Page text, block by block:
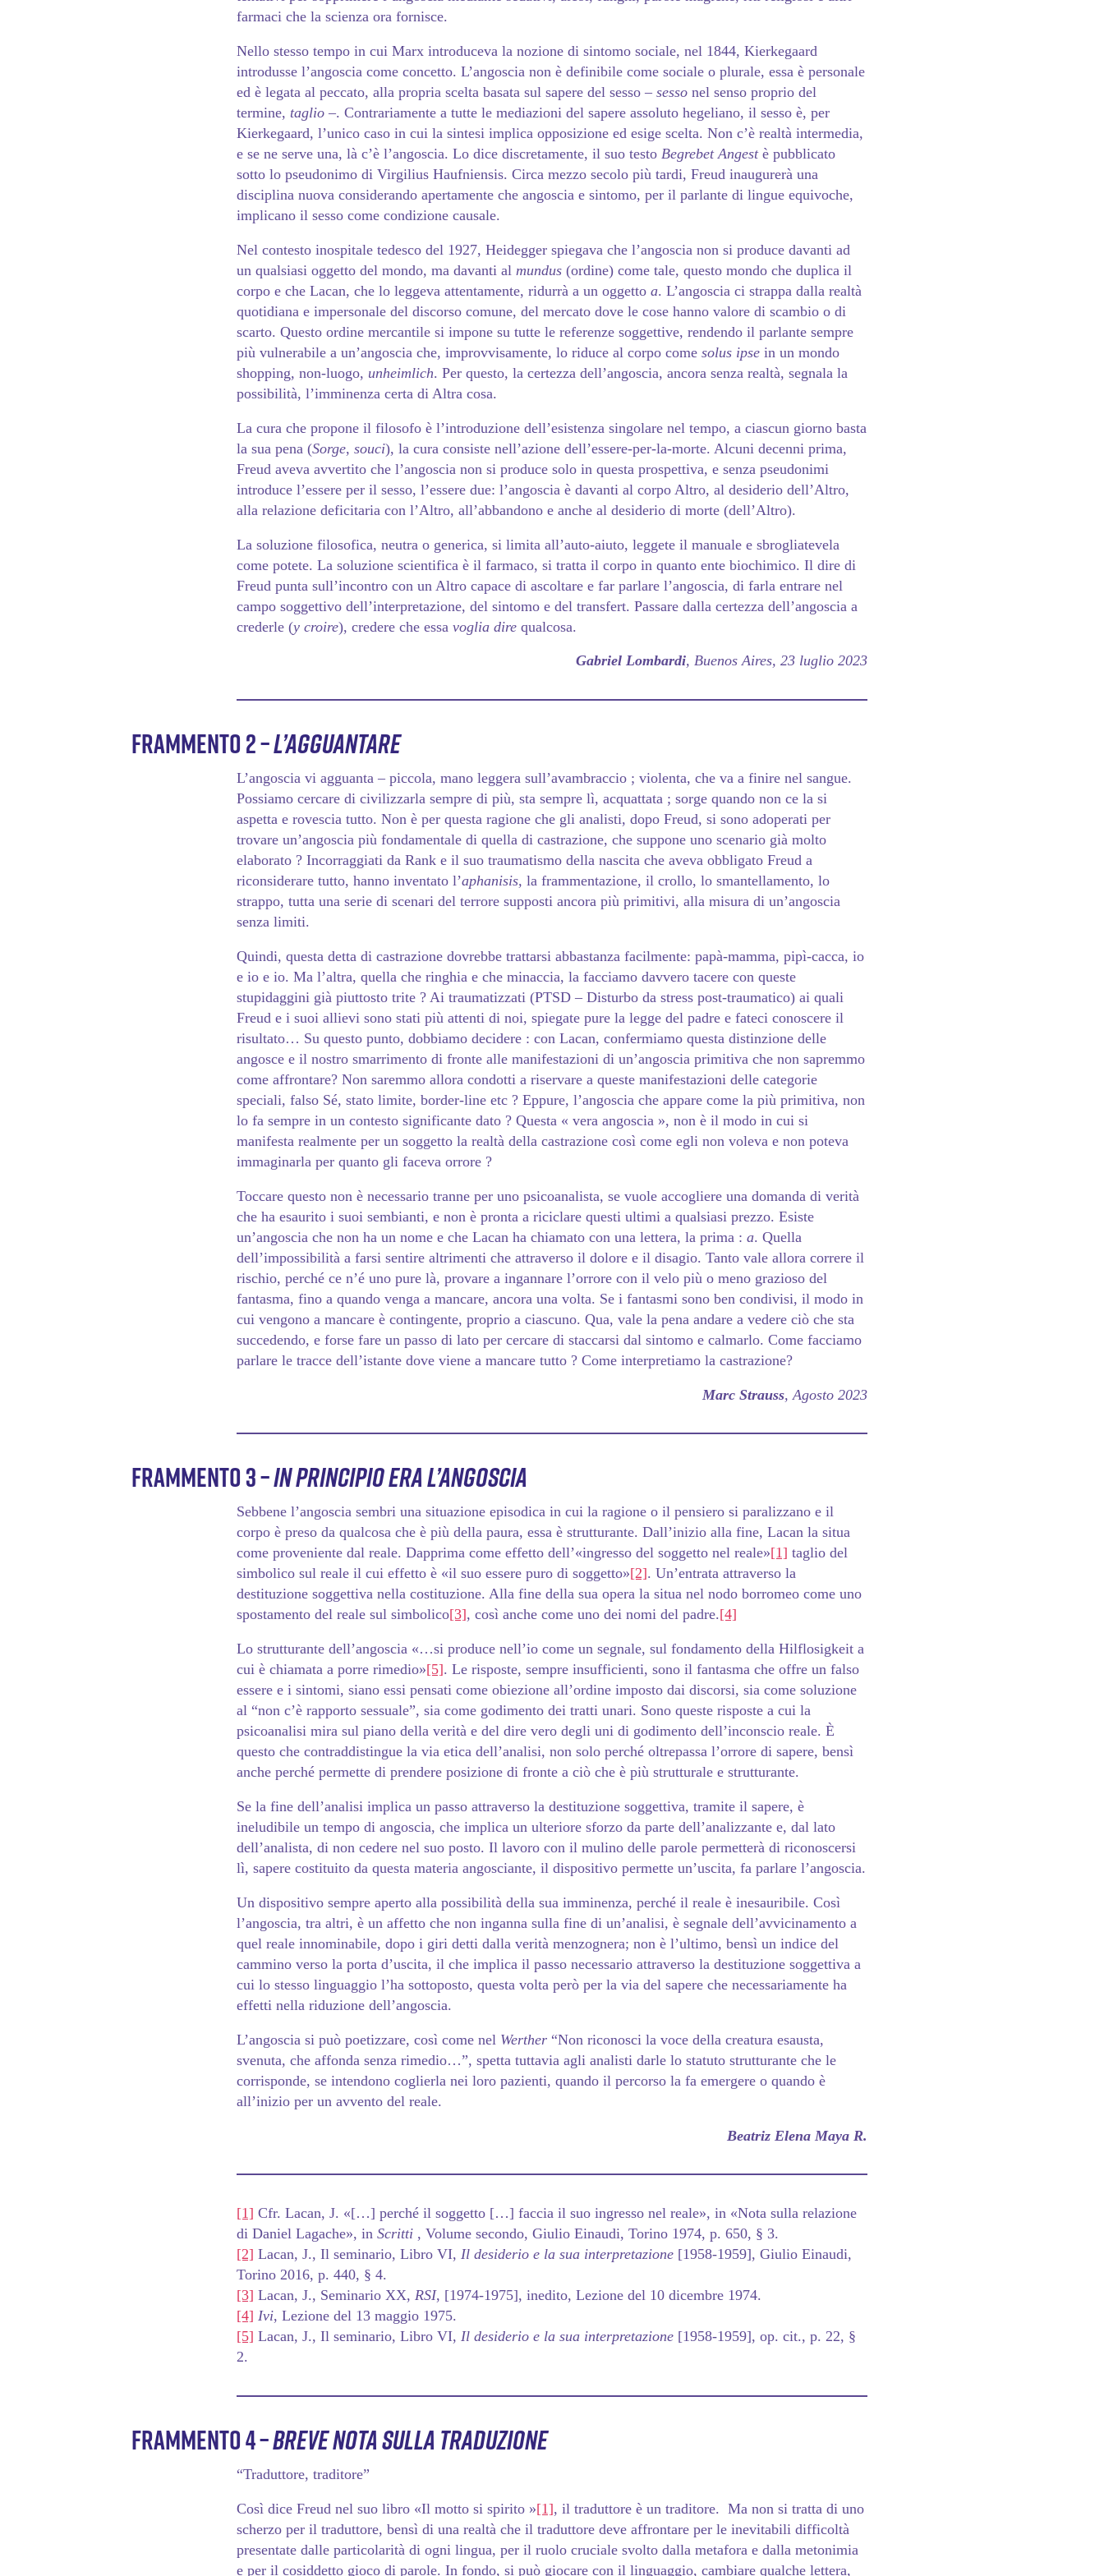
farmaci che la scienza ora fornisce.
Nello stesso tempo in cui Marx introduceva la nozione di sintomo sociale, nel 1844, Kierkegaard
introdusse l’angoscia come concetto. L’angoscia non è definibile come sociale o plurale, essa è personale
ed è legata al peccato, alla propria scelta basata sul sapere del sesso – sesso nel senso proprio del
termine, taglio –. Contrariamente a tutte le mediazioni del sapere assoluto hegeliano, il sesso è, per
Kierkegaard, l’unico caso in cui la sintesi implica opposizione ed esige scelta. Non c’è realtà intermedia,
e se ne serve una, là c’è l’angoscia. Lo dice discretamente, il suo testo Begrebet Angestè pubblicato
sotto lo pseudonimo di Virgilius Haufniensis. Circa mezzo secolo più tardi, Freud inaugurerà una
disciplina nuova considerando apertamente che angoscia e sintomo, per il parlante di lingue equivoche,
implicano il sesso come condizione causale.
Nel contesto inospitale tedesco del 1927, Heidegger spiegava che l’angoscia non si produce davanti ad
un qualsiasi oggetto del mondo, ma davanti al mundus (ordine) come tale, questo mondo che duplica il
corpo e che Lacan, che lo leggeva attentamente, ridurrà a un oggetto a. L’angoscia ci strappa dalla realtà
quotidiana e impersonale del discorso comune, del mercato dove le cose hanno valore di scambio o di
scarto. Questo ordine mercantile si impone su tutte le referenze soggettive, rendendo il parlante sempre
più vulnerabile a un’angoscia che, improvvisamente, lo riduce al corpo come solus ipse in un mondo
shopping, non-luogo, unheimlich. Per questo, la certezza dell’angoscia, ancora senza realtà, segnala la
possibilità, l’imminenza certa di Altra cosa.
La cura che propone il filosofo è l’introduzione dell’esistenza singolare nel tempo, a ciascun giorno basta
la sua pena (Sorge, souci), la cura consiste nell’azione dell’essere-per-la-morte. Alcuni decenni prima,
Freud aveva avvertito che l’angoscia non si produce solo in questa prospettiva, e senza pseudonimi
introduce l’essere per il sesso, l’essere due: l’angoscia è davanti al corpo Altro, al desiderio dell’Altro,
alla relazione deficitaria con l’Altro, all’abbandono e anche al desiderio di morte (dell’Altro).
La soluzione filosofica, neutra o generica, si limita all’auto-aiuto, leggete il manuale e sbrogliatevela
come potete. La soluzione scientifica è il farmaco, si tratta il corpo in quanto ente biochimico. Il dire di
Freud punta sull’incontro con un Altro capace di ascoltare e far parlare l’angoscia, di farla entrare nel
campo soggettivo dell’interpretazione, del sintomo e del transfert. Passare dalla certezza dell’angoscia a
crederle (y croire), credere che essa voglia dire qualcosa.
Gabriel Lombardi, Buenos Aires, 23 luglio 2023
Frammento 2 –L’agguantare
L’angoscia vi agguanta – piccola, mano leggera sull’avambraccio ; violenta, che va a finire nel sangue.
Possiamo cercare di civilizzarla sempre di più, sta sempre lì, acquattata ; sorge quando non ce la si
aspetta e rovescia tutto. Non è per questa ragione che gli analisti, dopo Freud, si sono adoperati per
trovare un’angoscia più fondamentale di quella di castrazione, che suppone uno scenario già molto
elaborato ? Incorraggiati da Rank e il suo traumatismo della nascita che aveva obbligato Freud a
riconsiderare tutto, hanno inventato l’aphanisis, la frammentazione, il crollo, lo smantellamento, lo
strappo, tutta una serie di scenari del terrore supposti ancora più primitivi, alla misura di un’angoscia
senza limiti.
Quindi, questa detta di castrazione dovrebbe trattarsi abbastanza facilmente: papà-mamma, pipì-cacca, io
e io e io. Ma l’altra, quella che ringhia e che minaccia, la facciamo davvero tacere con queste
stupidaggini già piuttosto trite ? Ai traumatizzati (PTSD – Disturbo da stress post-traumatico) ai quali
Freud e i suoi allievi sono stati più attenti di noi, spiegate pure la legge del padre e fateci conoscere il
risultato… Su questo punto, dobbiamo decidere : con Lacan, confermiamo questa distinzione delle
angosce e il nostro smarrimento di fronte alle manifestazioni di un’angoscia primitiva che non sapremmo
come affrontare? Non saremmo allora condotti a riservare a queste manifestazioni delle categorie
speciali, falso Sé, stato limite, border-line etc ? Eppure, l’angoscia che appare come la più primitiva, non
lo fa sempre in un contesto significante dato ? Questa « vera angoscia », non è il modo in cui si
manifesta realmente per un soggetto la realtà della castrazione così come egli non voleva e non poteva
immaginarla per quanto gli faceva orrore ?
Toccare questo non è necessario tranne per uno psicoanalista, se vuole accogliere una domanda di verità
che ha esaurito i suoi sembianti, e non è pronta a riciclare questi ultimi a qualsiasi prezzo. Esiste
un’angoscia che non ha un nome e che Lacan ha chiamato con una lettera, la prima : a. Quella
dell’impossibilità a farsi sentire altrimenti che attraverso il dolore e il disagio. Tanto vale allora correre il
rischio, perché ce n’é uno pure là, provare a ingannare l’orrore con il velo più o meno grazioso del
fantasma, fino a quando venga a mancare, ancora una volta. Se i fantasmi sono ben condivisi, il modo in
cui vengono a mancare è contingente, proprio a ciascuno. Qua, vale la pena andare a vedere ciò che sta
succedendo, e forse fare un passo di lato per cercare di staccarsi dal sintomo e calmarlo. Come facciamo
parlare le tracce dell’istante dove viene a mancare tutto ? Come interpretiamo la castrazione?
Marc Strauss, Agosto 2023
Frammento 3 –In principio era l’angoscia
Sebbene l’angoscia sembri una situazione episodica in cui la ragione o il pensiero si paralizzano e il
corpo è preso da qualcosa che è più della paura, essa è strutturante. Dall’inizio alla fine, Lacan la situa
come proveniente dal reale. Dapprima come effetto dell’«ingresso del soggetto nel reale»[1] taglio del
simbolico sul reale il cui effetto è «il suo essere puro di soggetto»[2]. Un’entrata attraverso la
destituzione soggettiva nella costituzione. Alla fine della sua opera la situa nel nodo borromeo come uno
spostamento del reale sul simbolico[3], così anche come uno dei nomi del padre.[4]
Lo strutturante dell’angoscia «…si produce nell’io come un segnale, sul fondamento della Hilflosigkeit a
cui è chiamata a porre rimedio»[5]. Le risposte, sempre insufficienti, sono il fantasma che offre un falso
essere e i sintomi, siano essi pensati come obiezione all’ordine imposto dai discorsi, sia come soluzione
al “non c’è rapporto sessuale”, sia come godimento dei tratti unari. Sono queste risposte a cui la
psicoanalisi mira sul piano della verità e del dire vero degli uni di godimento dell’inconscio reale. È
questo che contraddistingue la via etica dell’analisi, non solo perché oltrepassa l’orrore di sapere, bensì
anche perché permette di prendere posizione di fronte a ciò che è più strutturale e strutturante.
Se la fine dell’analisi implica un passo attraverso la destituzione soggettiva, tramite il sapere, è
ineludibile un tempo di angoscia, che implica un ulteriore sforzo da parte dell’analizzante e, dal lato
dell’analista, di non cedere nel suo posto. Il lavoro con il mulino delle parole permetterà di riconoscersi
lì, sapere costituito da questa materia angosciante, il dispositivo permette un’uscita, fa parlare l’angoscia.
Un dispositivo sempre aperto alla possibilità della sua imminenza, perché il reale è inesauribile. Così
l’angoscia, tra altri, è un affetto che non inganna sulla fine di un’analisi, è segnale dell’avvicinamento a
quel reale innominabile, dopo i giri detti dalla verità menzognera; non è l’ultimo, bensì un indice del
cammino verso la porta d’uscita, il che implica il passo necessario attraverso la destituzione soggettiva a
cui lo stesso linguaggio l’ha sottoposto, questa volta però per la via del sapere che necessariamente ha
effetti nella riduzione dell’angoscia.
L’angoscia si può poetizzare, così come nel Werther “Non riconosci la voce della creatura esausta,
svenuta, che affonda senza rimedio…”, spetta tuttavia agli analisti darle lo statuto strutturante che le
corrisponde, se intendono coglierla nei loro pazienti, quando il percorso la fa emergere o quando è
all’inizio per un avvento del reale.
Beatriz Elena Maya R.
[1] Cfr. Lacan, J. «[…] perché il soggetto […] faccia il suo ingresso nel reale», in «Nota sulla relazione
di Daniel Lagache», in Scritti , Volume secondo, Giulio Einaudi, Torino 1974, p. 650, § 3.
[2] Lacan, J., Il seminario, Libro VI, Il desiderio e la sua interpretazione [1958-1959], Giulio Einaudi,
Torino 2016, p. 440, § 4.
[3] Lacan, J., Seminario XX, RSI, [1974-1975], inedito, Lezione del 10 dicembre 1974.
[4] Ivi, Lezione del 13 maggio 1975.
[5] Lacan, J., Il seminario, Libro VI, Il desiderio e la sua interpretazione [1958-1959], op. cit., p. 22, §
2.
Frammento 4 –Breve nota sulla traduzione
“Traduttore, traditore”
Così dice Freud nel suo libro «Il motto si spirito »[1], il traduttore è un traditore. Ma non si tratta di uno
scherzo per il traduttore, bensì di una realtà che il traduttore deve affrontare per le inevitabili difficoltà
presentate dalle particolarità di ogni lingua, per il ruolo cruciale svolto dalla metafora e dalla metonimia
e per il cosiddetto gioco di parole. In fondo, si può giocare con il linguaggio, cambiare qualche lettera,